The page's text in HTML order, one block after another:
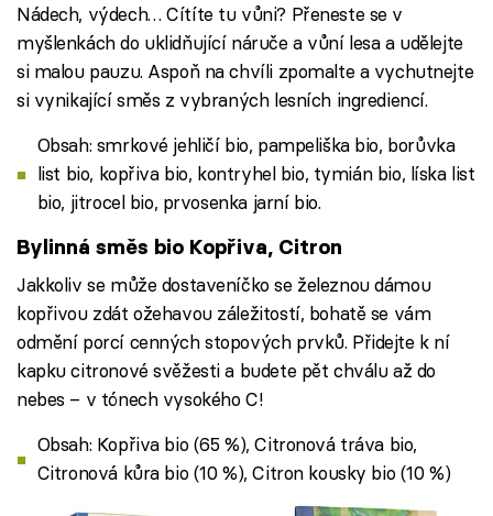
Nádech, výdech… Cítíte tu vůni? Přeneste se v
myšlenkách do uklidňující náruče a vůní lesa a udělejte
si malou pauzu. Aspoň na chvíli zpomalte a vychutnejte
si vynikající směs z vybraných lesních ingrediencí.
Obsah: smrkové jehličí bio, pampeliška bio, borůvka
list bio, kopřiva bio, kontryhel bio, tymián bio, líska list
bio, jitrocel bio, prvosenka jarní bio.
Bylinná směs bio Kopřiva, Citron
Jakkoliv se může dostaveníčko se železnou dámou
kopřivou zdát ožehavou záležitostí, bohatě se vám
odmění porcí cenných stopových prvků. Přidejte k ní
kapku citronové svěžesti a budete pět chválu až do
nebes – v tónech vysokého C!
Obsah: Kopřiva bio (65 %), Citronová tráva bio,
Citronová kůra bio (10 %), Citron kousky bio (10 %)